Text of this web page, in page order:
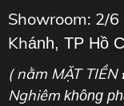
Showroom: 2/
Khánh, TP Hồ
( nằm MẶT
Nghiêm không